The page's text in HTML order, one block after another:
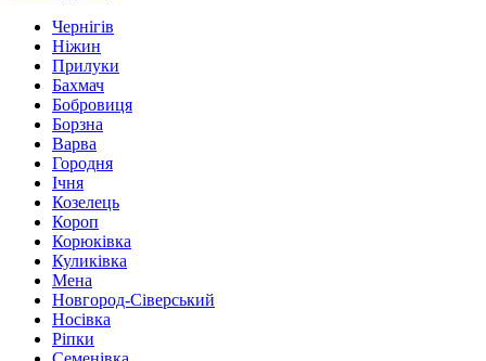
Чернігів
Ніжин
Прилуки
Бахмач
Бобровиця
Борзна
Варва
Городня
Ічня
Козелець
Короп
Корюківка
Куликівка
Мена
Новгород-Сіверський
Носівка
Ріпки